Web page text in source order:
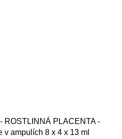
ROSTLINNÁ PLACENTA -
v ampulích 8 x 4 x 13 ml